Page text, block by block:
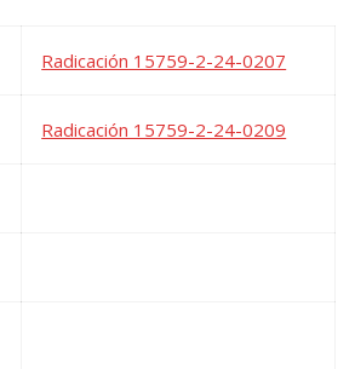
Radicación 15759-2-24-0207
Radicación 15759-2-24-0209